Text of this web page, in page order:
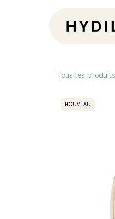
Tous les produits
NOUVEAU